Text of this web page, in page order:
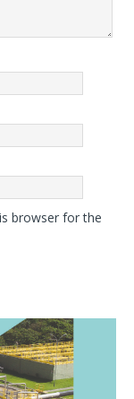
browser for the